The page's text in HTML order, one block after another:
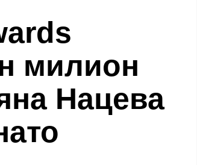
милион
Нацева